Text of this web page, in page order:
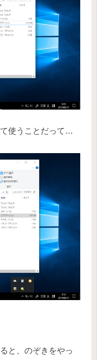
使うことだって…
と、のぞきをやっ